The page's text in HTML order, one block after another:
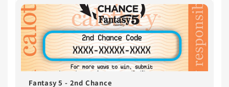
Fantasy 5 - 2nd Chance